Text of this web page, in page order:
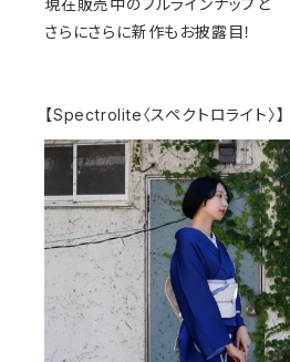
さらにさらに新作もお披露目！
【Spectrolite〈スペクトロライト〉】